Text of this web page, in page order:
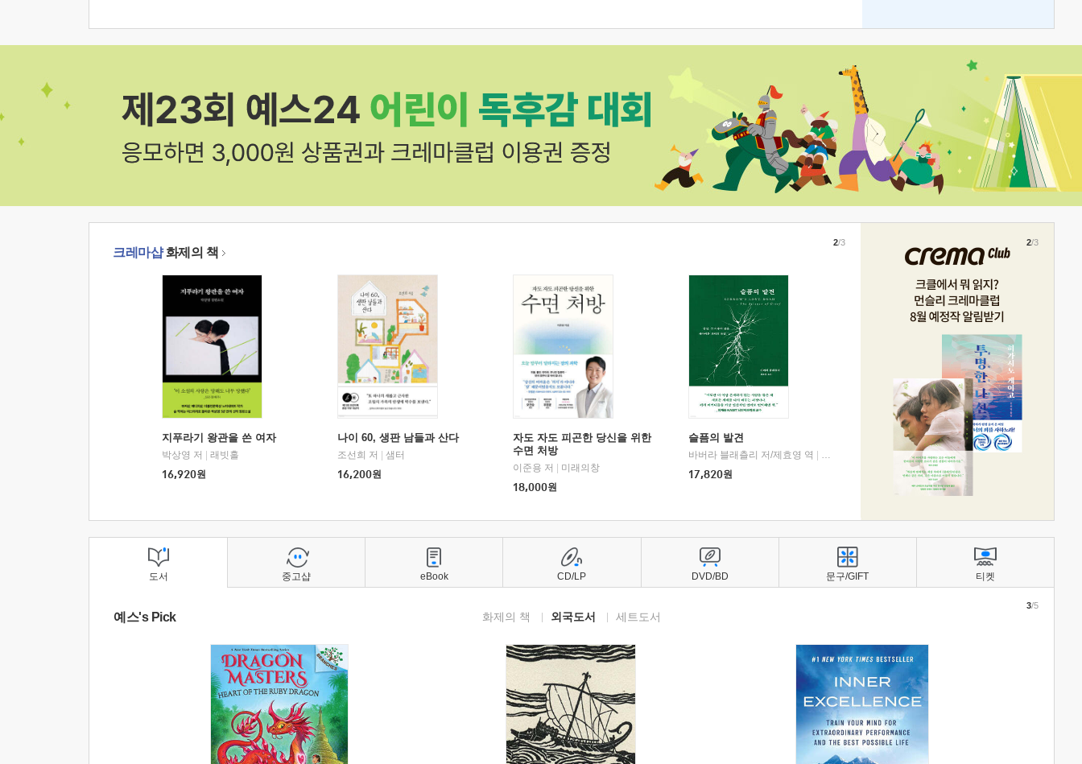
크레마샵화제의 책
지푸라기 왕관을 쓴 여자
박상영 저
래빗홀
16,920원
나이 60, 생판 남들과 산다
조선희 저
샘터
16,200원
자도 자도 피곤한 당신을 위한
수면 처방
이준용 저
미래의창
18,000원
슬픔의 발견
바버라 블래츨리 저/제효영 역
디플롯
17,820원
2/3 2/3
도서
예스's Pick 화제의 책 외국도서 세트도서
3/5
중고샵 eBook CD/LP DVD/BD 문구/GIFT 티켓